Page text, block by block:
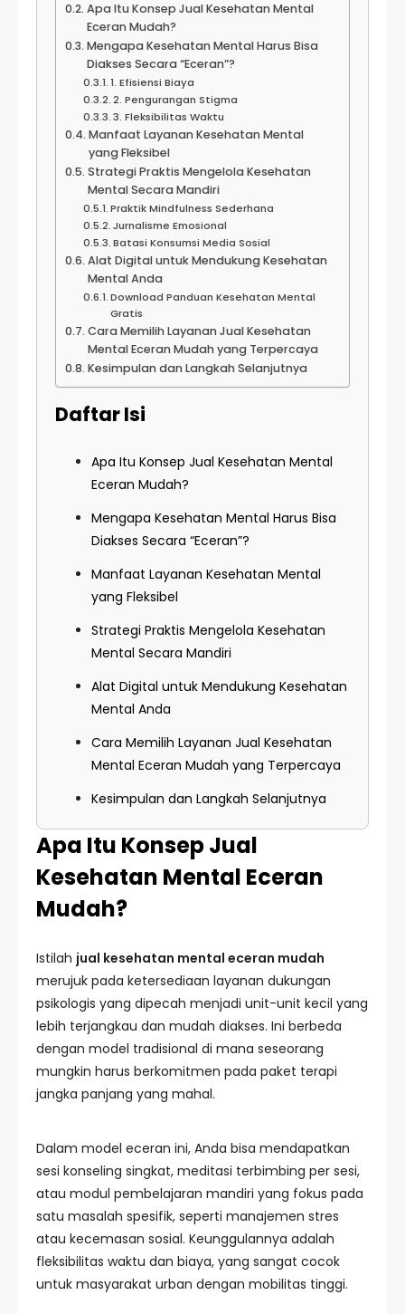
Apa Itu Konsep Jual Kesehatan Mental
Eceran Mudah?
Mengapa Kesehatan Mental Harus Bisa
Diakses Secara “Eceran”?
1. Efisiensi Biaya
2. Pengurangan Stigma
3. Fleksibilitas Waktu
Manfaat Layanan Kesehatan Mental
yang Fleksibel
Strategi Praktis Mengelola Kesehatan
Mental Secara Mandiri
Praktik Mindfulness Sederhana
Jurnalisme Emosional
Batasi Konsumsi Media Sosial
Alat Digital untuk Mendukung Kesehatan
Mental Anda
Download Panduan Kesehatan Mental
Gratis
Cara Memilih Layanan Jual Kesehatan
Mental Eceran Mudah yang Terpercaya
Kesimpulan dan Langkah Selanjutnya
Daftar Isi
Apa Itu Konsep Jual Kesehatan Mental
Eceran Mudah?
Mengapa Kesehatan Mental Harus Bisa
Diakses Secara “Eceran”?
Manfaat Layanan Kesehatan Mental
yang Fleksibel
Strategi Praktis Mengelola Kesehatan
Mental Secara Mandiri
Alat Digital untuk Mendukung Kesehatan
Mental Anda
Cara Memilih Layanan Jual Kesehatan
Mental Eceran Mudah yang Terpercaya
Kesimpulan dan Langkah Selanjutnya
Apa Itu Konsep Jual
Kesehatan Mental Eceran
Mudah?
Istilah jual kesehatan mental eceran mudah
merujuk pada ketersediaan layanan dukungan
psikologis yang dipecah menjadi unit-unit kecil yang
lebih terjangkau dan mudah diakses. Ini berbeda
dengan model tradisional di mana seseorang
mungkin harus berkomitmen pada paket terapi
jangka panjang yang mahal.
Dalam model eceran ini, Anda bisa mendapatkan
sesi konseling singkat, meditasi terbimbing per sesi,
atau modul pembelajaran mandiri yang fokus pada
satu masalah spesifik, seperti manajemen stres
atau kecemasan sosial. Keunggulannya adalah
fleksibilitas waktu dan biaya, yang sangat cocok
untuk masyarakat urban dengan mobilitas tinggi.